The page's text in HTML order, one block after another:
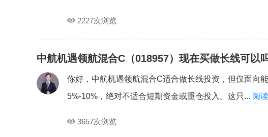
2227次浏览
中航机遇领航混合C（018957）现在买做长线可以
你好，中航机遇领航混合C适合做长线投资，但仅面向
5%-10%，绝对不适合短期资金或重仓投入。这只... 阅
3657次浏览